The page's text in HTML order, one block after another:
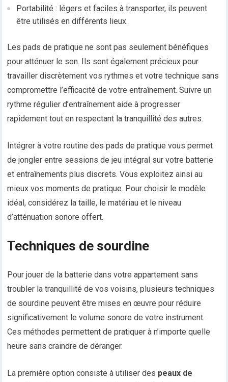
Portabilité : légers et faciles à transporter, ils peuvent
être utilisés en différents lieux.
Les pads de pratique ne sont pas seulement bénéfiques
pour atténuer le son. Ils sont également précieux pour
travailler discrètement vos rythmes et votre technique sans
compromettre l’efficacité de votre entraînement. Suivre un
rythme régulier d’entraînement aide à progresser
rapidement tout en respectant la tranquillité des autres.
Intégrer à votre routine des pads de pratique vous permet
de jongler entre sessions de jeu intégral sur votre batterie
et entraînements plus discrets. Vous exploitez ainsi au
mieux vos moments de pratique. Pour choisir le modèle
idéal, considérez la taille, le matériau et le niveau
d’atténuation sonore offert.
Techniques de sourdine
Pour jouer de la batterie dans votre appartement sans
troubler la tranquillité de vos voisins, plusieurs techniques
de sourdine peuvent être mises en œuvre pour réduire
significativement le volume sonore de votre instrument.
Ces méthodes permettent de pratiquer à n’importe quelle
heure sans craindre de déranger.
La première option consiste à utiliser des peaux de